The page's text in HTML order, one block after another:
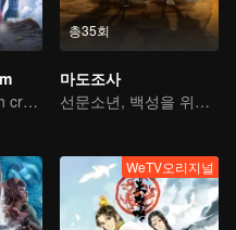
An ordinary youth crossing as a villain into the book and abusing the hero!
총35회
마도조사
선문소년, 백성을 위해 악령을 베다
WeTV오리지널